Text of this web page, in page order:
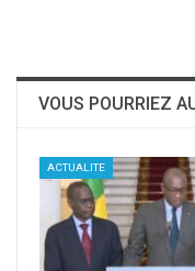
VOUS POURRIEZ
ACTUALITE